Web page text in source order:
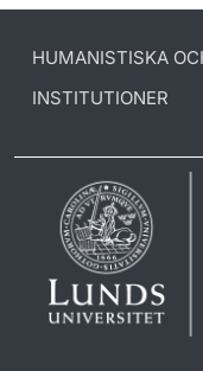
HUMANISTISKA
INSTITUTIONER